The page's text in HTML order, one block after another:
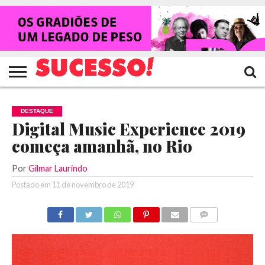
HOME
NOTÍCIAS
SHOWS
ENTREVISTAS
CLIQUES
RANKING
CROWLEY
TV
SUCESSO!
REVISTA
SUCESSO!
DESTAQUE
Digital Music Experience 2019
começa amanhã, no Rio
Por Gilmar Laurindo
Postado em 11 de novembro de 2019